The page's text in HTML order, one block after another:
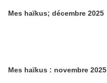
Mes haïkus; décembre 2025
Mes haïkus : novembre 2025